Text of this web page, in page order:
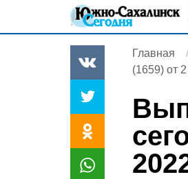
Главная
(1659) от